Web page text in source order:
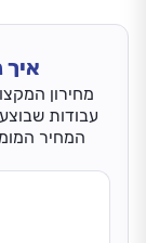
איך
מחירון
עבודות